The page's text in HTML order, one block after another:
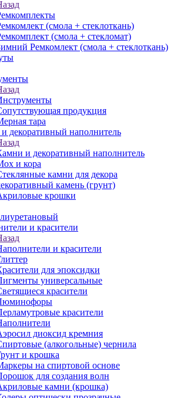
(смола + стеклоткань)
(смола + стекломат)
Ремкомлект (смола + стеклоткань)
продукция
тара
декоративный наполнитель
и декоративный наполнитель
и кора
камни для декора
камень (грунт)
крошки
и красители
и красители
для эпоксидки
универсальные
красители
красители
диоксид кремния
(алкогольные) чернила
и крошка
на спиртовой основе
для создания волн
камни (крошка)